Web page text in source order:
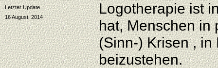
Letzter Update
16 August, 2014
Logotherapie ist
hat, Menschen in
(Sinn-) Krisen , in
beizustehen.